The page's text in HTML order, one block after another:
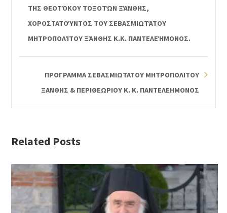
ΤΗΣ ΘΕΟΤΌΚΟΥ ΤΟΞΟΤΏΝ ΞΆΝΘΗΣ,
ΧΟΡΟΣΤΑΤΟΎΝΤΟΣ ΤΟΥ ΣΕΒΑΣΜΙΩΤΆΤΟΥ
ΜΗΤΡΟΠΟΛΊΤΟΥ ΞΆΝΘΗΣ Κ.Κ. ΠΑΝΤΕΛΕΉΜΟΝΟΣ.
ΠΡΟΓΡΑΜΜΑ ΣΕΒΑΣΜΙΩΤΑΤΟΥ ΜΗΤΡΟΠΟΛΙΤΟΥ
ΞΑΝΘΗΣ & ΠΕΡΙΘΕΩΡΙΟΥ Κ. Κ. ΠΑΝΤΕΛΕΗΜΟΝΟΣ
Related Posts